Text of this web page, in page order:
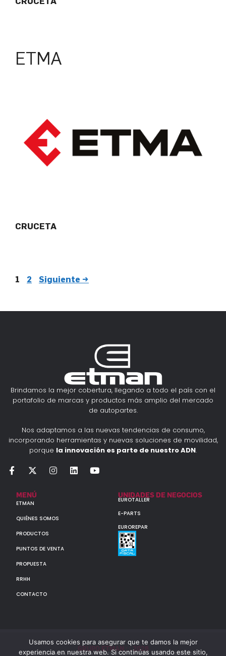
ETMA
CRUCETA
1 2 Siguiente →
Brindamos la mejor cobertura, llegando a todo el país con el
portafolio de marcas y productos más amplio del mercado
de autopartes.
Nos adaptamos a las nuevas tendencias de consumo,
incorporando herramientas y nuevas soluciones de movilidad,
porque la innovación es parte de nuestro ADN.
MENÚ
ETMAN
QUIÉNES SOMOS
PRODUCTOS
PUNTOS DE VENTA
PROPUESTA
RRHH
CONTACTO
UNIDADES DE NEGOCIOS
EUROTALLER
E-PARTS
EUROREPAR
GRUPO ETMAN : : 2026
Todos los derechos reservados a MULTIORIGINAL PARTS S.A. (CUIT: 30-60142852-7)
Usamos cookies para asegurar que te damos la mejor
experiencia en nuestra web. Si continúas usando este sitio,